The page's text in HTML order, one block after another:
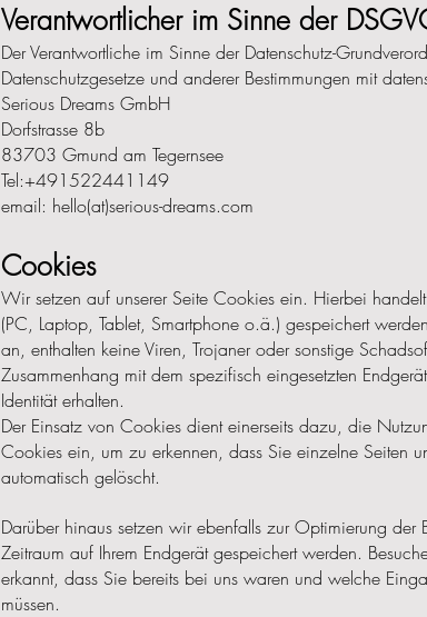
Verantwortlicher im Sinne der
Der Verantwortliche im Sinne der Datenschutz-
Datenschutzgesetze und anderer Bestimmungen mit
Serious Dreams GmbH
Dorfstrasse 8b
83703 Gmund am Tegernsee
Tel:+491522441149
email: hello(at)serious-dreams.com
Cookies
Wir setzen auf unserer Seite Cookies ein. Hierbei
(PC, Laptop, Tablet, Smartphone o.ä.) gespeichert
an, enthalten keine Viren, Trojaner oder sonstige
Zusammenhang mit dem spezifisch eingesetzten
Identität erhalten.
Der Einsatz von Cookies dient einerseits dazu, die
Cookies ein, um zu erkennen, dass Sie einzelne Seiten
automatisch gelöscht.
Darüber hinaus setzen wir ebenfalls zur Optimierung
Zeitraum auf Ihrem Endgerät gespeichert werden.
erkannt, dass Sie bereits bei uns waren und welche
müssen.